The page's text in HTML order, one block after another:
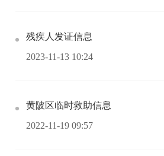
残疾人发证信息
2023-11-13 10:24
黄陂区临时救助信息
2022-11-19 09:57